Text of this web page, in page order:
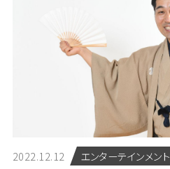
2022.12.12 エンターテインメント